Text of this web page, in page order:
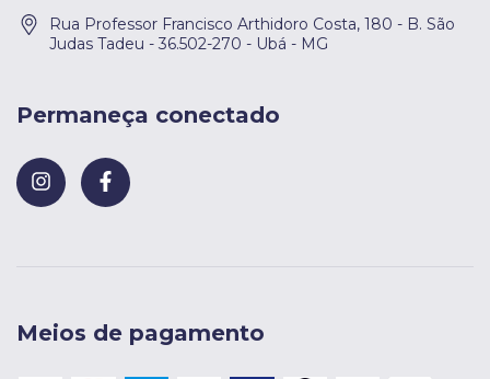
Rua Professor Francisco Arthidoro Costa, 180 - B. São
Judas Tadeu - 36.502-270 - Ubá - MG
Permaneça conectado
Meios de pagamento